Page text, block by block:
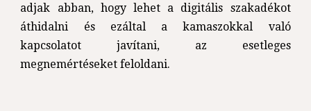
adjak abban, hogy lehet a digitális szakadékot
áthidalni és ezáltal a kamaszokkal való
kapcsolatot javítani, az esetleges
megnemértéseket feloldani.